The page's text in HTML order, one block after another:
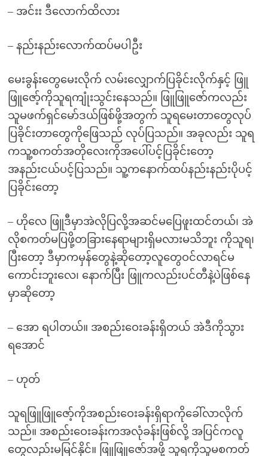
– အင်းး ဒီလောက်ထိလား
– နည်းနည်းလောက်ထပ်မပါဦး
မေးခွန်းတွေမေးလိုက် လမ်းလျှောက်ပြခိုင်းလိုက်နှင့် ဖြူ
ဖြူဇော့်ကိုသူရကျုံးသွင်းနေသည်။ ဖြူဖြူဇော်ကလည်း
သူမဖက်ရှင်မော်ဒယ်ဖြစ်ဖို့အတွက် သူရမေးတာတွေလုပ်
ပြခိုင်းတာတွေကိုဖြေသည် လုပ်ပြသည်။ အခုလည်း သူရ
ကသူ့စကတ်အတိုလေးကိုအပေါ်ပင့်ပြခိုင်းတော့
အနည်းငယ်ပင့်ပြသည်။ သူ့ကနောက်ထပ်နည်းနည်းပိုပင့်
ပြခိုင်းတော့
– ဟိုလေ ဖြူဒီမှာအဲလိုပြလို့အဆင်မပြေဖူးထင်တယ်၊ အဲ
လိုစကတ်မပြဖို့တခြားနေရာများရှိမလားမသိဘူး ကိုသူရ၊
ပြီးတော့ ဒီမှာကမှန်တွေနဲ့ဆိုတော့လူတွေဝင်လာရင်မ
ကောင်းဘူးလေ၊ နောက်ပြီး ဖြူကလည်းပင်တီနဲ့ပဲဖြစ်နေ
မှာဆိုတော့
– အော ရပါတယ်။ အစည်းဝေးခန်းရှိတယ် အဲဒီကိုသွား
ရအောင်
– ဟုတ်
သူရဖြူဖြူဇော့်ကိုအစည်းဝေးခန်းရှိရာကိုခေါ်လာလိုက်
သည်။ အစည်းဝေးခန်းကအလုံခန်းဖြစ်လို့ အပြင်ကလူ
တွေလည်းမမြင်နိုင်။ ဖြူဖြူဇော်အဖို့ သူရကိုသူမစကတ်